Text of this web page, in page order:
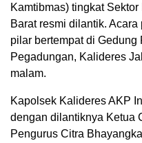
Kamtibmas) tingkat
Barat resmi dilantik.
pilar bertempat di
Pegadungan, Kalideres
malam.
Kapolsek Kalideres AKP
dengan dilantiknya Ketua
Pengurus Citra